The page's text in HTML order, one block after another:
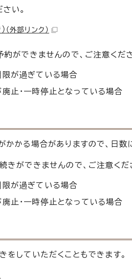
い。
（外部リンク）
ができませんので、ご注意くださ
限が過ぎている場合
止・一時停止となっている場合
かる場合がありますので、日数
ができませんので、ご注意くだ
限が過ぎている場合
止・一時停止となっている場合
していただくこともできます。